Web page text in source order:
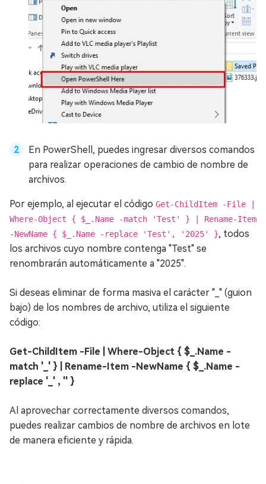
En PowerShell, puedes ingresar diversos comandos
para realizar operaciones de cambio de nombre de
archivos.
Por ejemplo, al ejecutar el código Get-ChildItem -File |
Where-Object { $_.Name -match 'Test' } | Rename-Item
-NewName { $_.Name -replace 'Test', '2025' }, todos
los archivos cuyo nombre contenga "Test" se
renombrarán automáticamente a "2025".
Si deseas eliminar de forma masiva el carácter "_" (guion
bajo) de los nombres de archivo, utiliza el siguiente
código:
Get-ChildItem -File | Where-Object { $_.Name -
match '_' } | Rename-Item -NewName { $_.Name -
replace '_' , '' }
Al aprovechar correctamente diversos comandos,
puedes realizar cambios de nombre de archivos en lote
de manera eficiente y rápida.